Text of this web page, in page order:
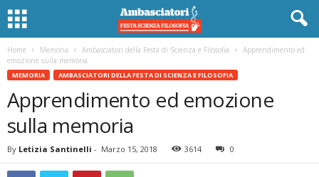
Home Memoria Ambasciatori della Festa di Scienza e Filosofia
Apprendimento ed
emozione sulla memoria
MEMORIA AMBASCIATORI DELLA FESTA DI SCIENZA E FILOSOFIA
Apprendimento ed emozione
sulla memoria
By Letizia Santinelli - Marzo 15, 2018 3614 0